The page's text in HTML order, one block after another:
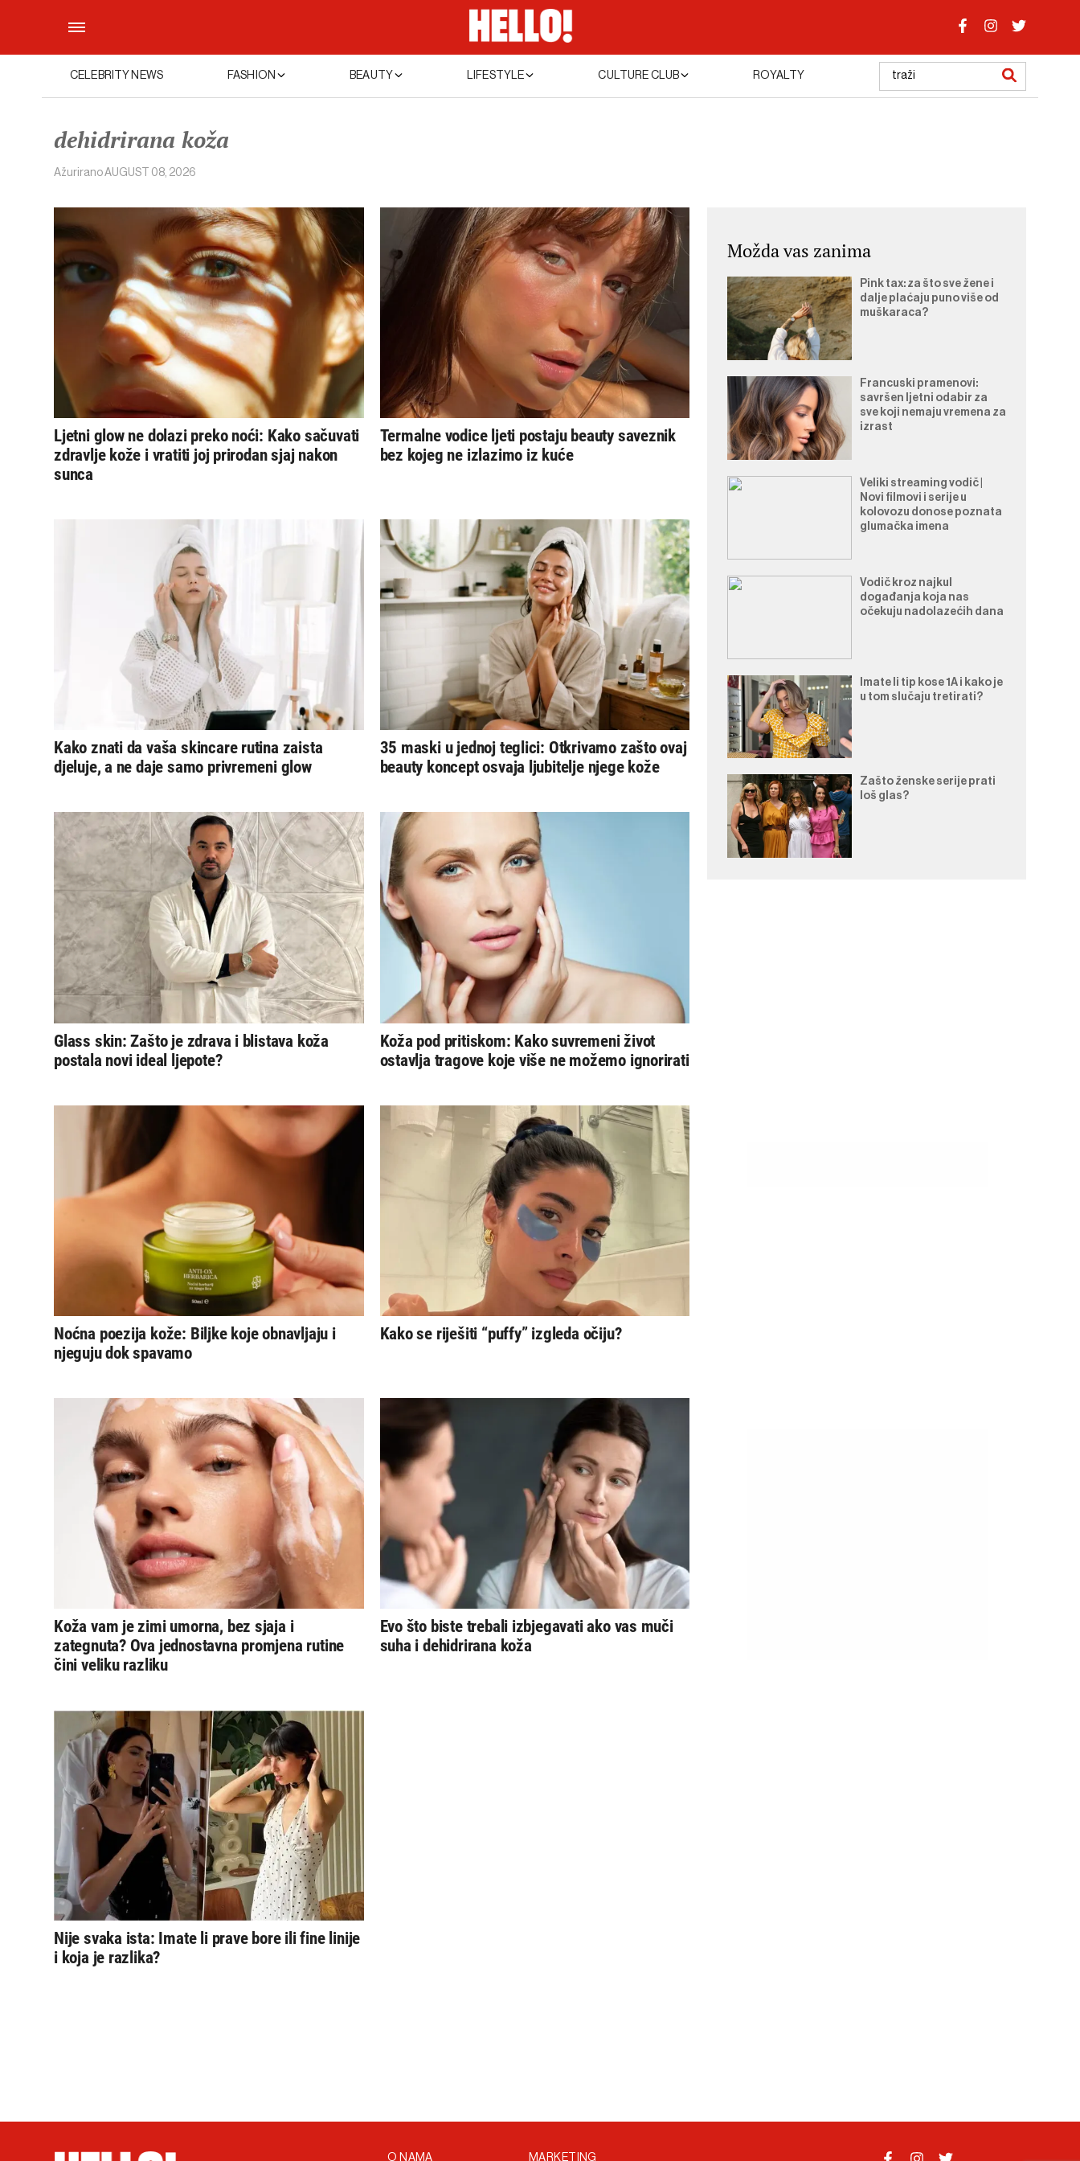
CELEBRITY NEWS FASHION BEAUTY LIFESTYLE CULTURE CLUB ROYALTY
dehidrirana koža
AžuriranoAUGUST 08, 2026
Ljetni glow ne dolazi preko noći: Kako sačuvati
zdravlje kože i vratiti joj prirodan sjaj nakon
sunca
Termalne vodice ljeti postaju beauty saveznik
bez kojeg ne izlazimo iz kuće
Kako znati da vaša skincare rutina zaista
djeluje, a ne daje samo privremeni glow
35 maski u jednoj teglici: Otkrivamo zašto ovaj
beauty koncept osvaja ljubitelje njege kože
Glass skin: Zašto je zdrava i blistava koža
postala novi ideal ljepote?
Koža pod pritiskom: Kako suvremeni život
ostavlja tragove koje više ne možemo ignorirati
Noćna poezija kože: Biljke koje obnavljaju i
njeguju dok spavamo
Kako se riješiti “puffy” izgleda očiju?
Koža vam je zimi umorna, bez sjaja i
zategnuta? Ova jednostavna promjena rutine
čini veliku razliku
Evo što biste trebali izbjegavati ako vas muči
suha i dehidrirana koža
Nije svaka ista: Imate li prave bore ili fine linije
i koja je razlika?
Možda vas zanima
Pink tax: za što sve žene i
dalje plaćaju puno više od
muškaraca?
Francuski pramenovi:
savršen ljetni odabir za
sve koji nemaju vremena za
izrast
Veliki streaming vodič |
Novi filmovi i serije u
kolovozu donose poznata
glumačka imena
Vodič kroz najkul
događanja koja nas
očekuju nadolazećih dana
Imate li tip kose 1A i kako je
u tom slučaju tretirati?
Zašto ženske serije prati
loš glas?
O NAMA MARKETING